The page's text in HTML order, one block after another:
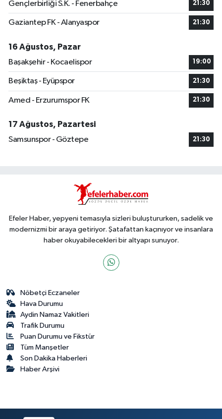
Gençlerbirliği S.K. - Fenerbahçe 21:30
Gaziantep FK - Alanyaspor 21:30
16 Ağustos, Pazar
Başakşehir - Kocaelispor
19:00
Beşiktaş - Eyüpspor 21:30
Amed - Erzurumspor FK 21:30
17 Ağustos, Pazartesi
Samsunspor - Göztepe
21:30
Efeler Haber, yepyeni temasıyla sizleri buluştururken, sadelik ve
modernizmi bir araya getiriyor. Şatafattan kaçınıyor ve insanlara
haber okuyabilecekleri bir altyapı sunuyor.
Nöbetçi Eczaneler
Hava Durumu
Aydin Namaz Vakitleri
Trafik Durumu
Puan Durumu ve Fikstür
Tüm Manşetler
Son Dakika Haberleri
Haber Arşivi